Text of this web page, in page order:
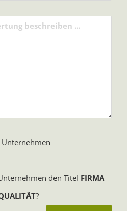
Unternehmen
den Titel FIRMA
?